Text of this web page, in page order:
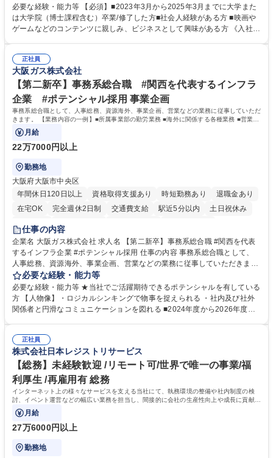
アナリストなど）、技術職（開発エンジニ ア/インフラエンジニアな
ど）、デザイン職（デザイナー/イラストレ ーターなど）等から、面接で
ご希望と適正にマッチしたポジションをご案内いたします。ゲームやエン
のご応募をお待ちしております。 募集職種 【第二新卒オープンポジショ
ン】業界未経験歓迎/自社ゲーム/WEB面接
必要な経験・能力等 【必須】■2023年3月から2025年3月までに大学また
は大学院（博士課程含む）卒業/修了した方■社会人経験がある方 ■映画や
ゲームなどのコンテンツに親しみ、ビジネスとして興味がある方 《入社実
正社員
大阪ガス株式会社
【第二新卒】事務系総合職 #関西を代表するインフラ
企業 #ポテンシャル採用 事業企画
事務系総合職として、人事総務、資源海外、事業企画、営業などの業務に従事していただ
きます。 【業務内容の一例】■所属事業部の勤労業務 ■海外に関係する各種業務 ■営業部
門の企画スタッフ、ルート営業
月給
22万7000円以上
勤務地
大阪府大阪市中央区
年間休日120日以上
資格取得支援あり 時短勤務あり
退職金あり
在宅OK
完全週休2日制 交通費支給 駅近5分以内
土日祝休み
服装自由
第二新卒歓迎
仕事の内容
企業名 大阪ガス株式会社 求人名 【第二新卒】事務系総合職 #関西を代表
するインフラ企業 #ポテンシャル採用 仕事の内容 事務系総合職として、
人事総務、資源海外、事業企画、営業などの業務に従事していただきま
す。 【業務内容の一例】■所属事業部の勤労業務 ■海外に関係する各種業
務 ■営業部門の企画スタッフ、ルート営業 【キャリアパス】入社後の配属
ポジションで一定期間ご活躍頂いた後、本人の適性及び将来のキャリアを
鑑みてジョブローテーションを行います。 【育成】OJTでの現場育成や研
表するインフラ企業 #ポテンシャル採用
必要な経験・能力等
必要な経験・能力等 ★当社でご活躍期待できるポテンシャルを有している
方 【人物像】・ロジカルシンキングで物事を捉えられる ・社内及び社外
関係者と円滑なコミュニケーションを図れる ■2024年度から2026年度ま
72.html ■エネルギーセキュリティの不安定化や気候変動による自然災害の
甚大化など、これまで以上に社会課題解決の重要性が高まっています。
「未来の日常」の創造に向けて持続可能な社会の実現に貢献してまいりま
す。 学歴・資格 学歴：大学院 大学 語学力： 資格：
正社員
株式会社日本レジストリサービス
【総務】未経験歓迎 /リモート可/世界で唯一の事業/福
利厚生 /再雇用有 総務
インターネット上の様々なサービスを支える当社にて、執務環境の整備や社内制度の検
討、イベント運営などの幅広い業務を担当し、間接的に会社の生産性向上や成長に貢献し
ている部署です。
月給
27万6000円以上
勤務地